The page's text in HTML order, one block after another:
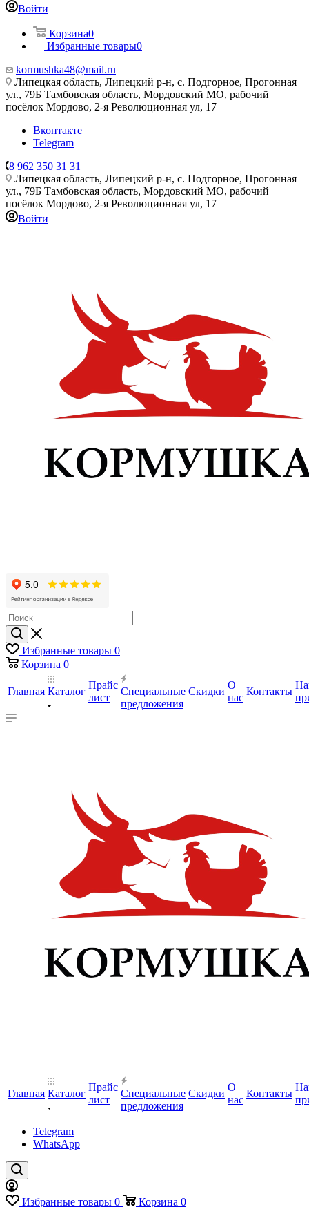
Войти
Корзина0
Избранные товары0
kormushka48@mail.ru
Липецкая область, Липецкий р-н, с. Подгорное, Прогонная
ул., 79Б Тамбовская область, Мордовский МО, рабочий
посёлок Мордово, 2-я Революционная ул, 17
Вконтакте
Telegram
8 962 350 31 31
Липецкая область, Липецкий р-н, с. Подгорное, Прогонная
ул., 79Б Тамбовская область, Мордовский МО, рабочий
посёлок Мордово, 2-я Революционная ул, 17
Войти
Избранные товары 0
Корзина 0
Главная Каталог
Прайс
лист
Специальные
предложения
Скидки
О
нас
Контакты
Главная Каталог
Прайс
лист
Специальные
предложения
Скидки
О
нас
Контакты
Telegram
WhatsApp
Избранные товары 0 Корзина 0